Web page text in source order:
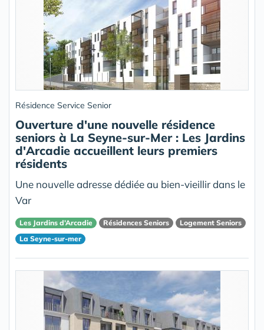
Résidence Service Senior
Ouverture d'une nouvelle résidence
seniors à La Seyne-sur-Mer : Les Jardins
d'Arcadie accueillent leurs premiers
résidents
Une nouvelle adresse dédiée au bien-vieillir dans le
Var
Les Jardins d’Arcadie Résidences Seniors
Logement Seniors
La Seyne-sur-mer